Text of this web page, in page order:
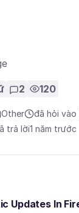
2 120
Other
đã hỏi vào
trả lời1 năm trước
Updates In